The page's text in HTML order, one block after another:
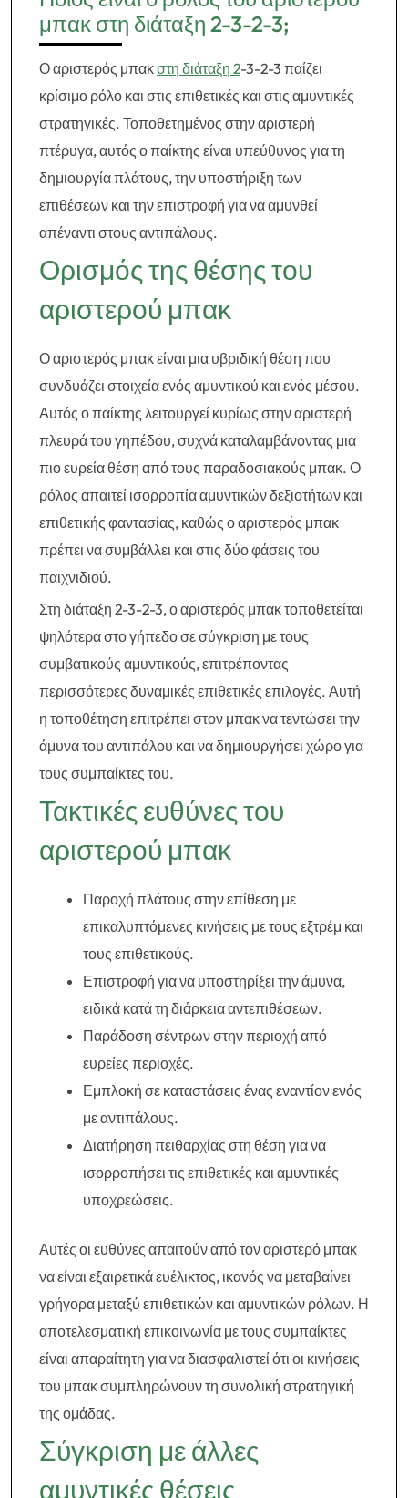
μπακ στη διάταξη 2-3-2-3;
Ο αριστερός μπακστη διάταξη 2-3-2-3 παίζει
κρίσιμο ρόλο και στις επιθετικές και στις αμυντικές
στρατηγικές. Τοποθετημένος στην αριστερή
πτέρυγα, αυτός ο παίκτης είναι υπεύθυνος για τη
δημιουργία πλάτους, την υποστήριξη των
επιθέσεων και την επιστροφή για να αμυνθεί
απέναντι στους αντιπάλους.
Ορισμός της θέσης του
αριστερού μπακ
Ο αριστερός μπακ είναι μια υβριδική θέση που
συνδυάζει στοιχεία ενός αμυντικού και ενός μέσου.
Αυτός ο παίκτης λειτουργεί κυρίως στην αριστερή
πλευρά του γηπέδου, συχνά καταλαμβάνοντας μια
πιο ευρεία θέση από τους παραδοσιακούς μπακ. Ο
ρόλος απαιτεί ισορροπία αμυντικών δεξιοτήτων και
επιθετικής φαντασίας, καθώς ο αριστερός μπακ
πρέπει να συμβάλλει και στις δύο φάσεις του
παιχνιδιού.
Στη διάταξη 2-3-2-3, ο αριστερός μπακ τοποθετείται
ψηλότερα στο γήπεδο σε σύγκριση με τους
συμβατικούς αμυντικούς, επιτρέποντας
περισσότερες δυναμικές επιθετικές επιλογές. Αυτή
η τοποθέτηση επιτρέπει στον μπακ να τεντώσει την
άμυνα του αντιπάλου και να δημιουργήσει χώρο για
τους συμπαίκτες του.
Τακτικές ευθύνες του
αριστερού μπακ
Παροχή πλάτους στην επίθεση με
επικαλυπτόμενες κινήσεις με τους εξτρέμ και
τους επιθετικούς.
Επιστροφή για να υποστηρίξει την άμυνα,
ειδικά κατά τη διάρκεια αντεπιθέσεων.
Παράδοση σέντρων στην περιοχή από
ευρείες περιοχές.
Εμπλοκή σε καταστάσεις ένας εναντίον ενός
με αντιπάλους.
Διατήρηση πειθαρχίας στη θέση για να
ισορροπήσει τις επιθετικές και αμυντικές
υποχρεώσεις.
Αυτές οι ευθύνες απαιτούν από τον αριστερό μπακ
να είναι εξαιρετικά ευέλικτος, ικανός να μεταβαίνει
γρήγορα μεταξύ επιθετικών και αμυντικών ρόλων. Η
αποτελεσματική επικοινωνία με τους συμπαίκτες
είναι απαραίτητη για να διασφαλιστεί ότι οι κινήσεις
του μπακ συμπληρώνουν τη συνολική στρατηγική
της ομάδας.
Σύγκριση με άλλες
αμυντικές θέσεις